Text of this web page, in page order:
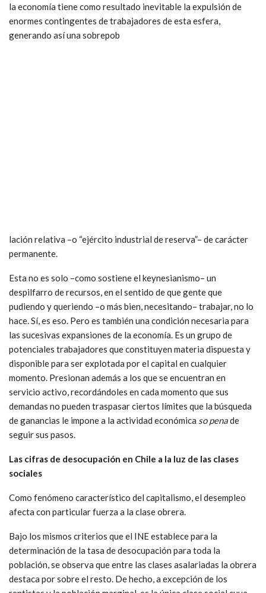
la economía tiene como resultado inevitable la expulsión de
enormes contingentes de trabajadores de esta esfera,
generando así una sobrepob
lación relativa –o “ejército industrial de reserva”– de carácter
permanente.
Esta no es solo –como sostiene el keynesianismo– un
despilfarro de recursos, en el sentido de que gente que
pudiendo y queriendo –o más bien, necesitando– trabajar, no lo
hace. Sí, es eso. Pero es también una condición necesaria para
las sucesivas expansiones de la economía. Es un grupo de
potenciales trabajadores que constituyen materia dispuesta y
disponible para ser explotada por el capital en cualquier
momento. Presionan además a los que se encuentran en
servicio activo, recordándoles en cada momento que sus
demandas no pueden traspasar ciertos límites que la búsqueda
de ganancias le impone a la actividad económica so penade
seguir sus pasos.
Las cifras de desocupación en Chile a la luz de las clases
sociales
Como fenómeno característico del capitalismo, el desempleo
afecta con particular fuerza a la clase obrera.
Bajo los mismos criterios que el INE establece para la
determinación de la tasa de desocupación para toda la
población, se observa que entre las clases asalariadas la obrera
destaca por sobre el resto. De hecho, a excepción de los